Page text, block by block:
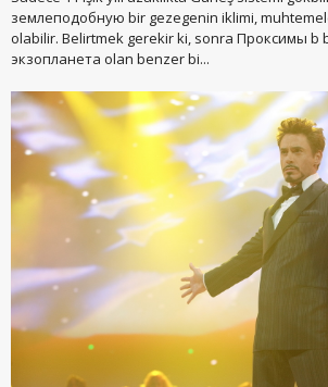
землеподобную bir gezegenin iklimi,
olabilir. Belirtmek gerekir ki, sonra Проксимы b
экзопланета olan benzer bi...